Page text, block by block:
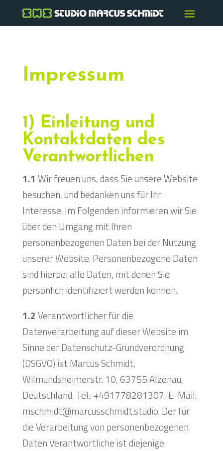
Impressum
1) Einleitung und
Kontaktdaten des
Verantwortlichen
1.1 Wir freuen uns, dass Sie unsere Website
besuchen, und bedanken uns für Ihr
Interesse. Im Folgenden informieren wir Sie
über den Umgang mit Ihren
personenbezogenen Daten bei der Nutzung
unserer Website. Personenbezogene Daten
sind hierbei alle Daten, mit denen Sie
persönlich identifiziert werden können.
1.2 Verantwortlicher für die
Datenverarbeitung auf dieser Website im
Sinne der Datenschutz-Grundverordnung
(DSGVO) ist Marcus Schmidt,
Wilmundsheimerstr. 10, 63755 Alzenau,
Deutschland, Tel.: +491778281307, E-Mail:
mschmidt@marcusschmidt.studio. Der für
die Verarbeitung von personenbezogenen
Daten Verantwortliche ist diejenige